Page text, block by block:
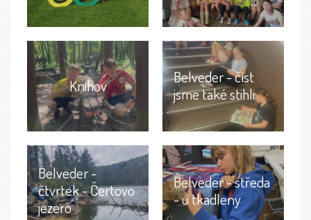
Knihov
Belveder - číst
jsme také stihli
Belveder -
čtvrtek - Čertovo
jezero
Belveder - středa
- u tkadleny